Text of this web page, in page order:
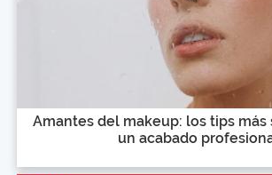
Amantes del makeup: los tips más
un acabado